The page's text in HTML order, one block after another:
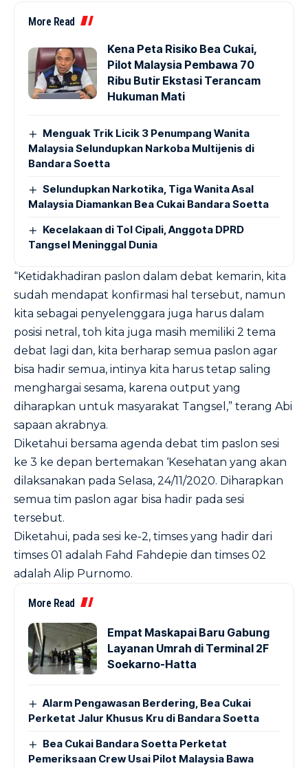
More Read
Kena Peta Risiko Bea Cukai,
Pilot Malaysia Pembawa 70
Ribu Butir Ekstasi Terancam
Hukuman Mati
Menguak Trik Licik 3 Penumpang Wanita
Malaysia Selundupkan Narkoba Multijenis di
Bandara Soetta
Selundupkan Narkotika, Tiga Wanita Asal
Malaysia Diamankan Bea Cukai Bandara Soetta
Kecelakaan di Tol Cipali, Anggota DPRD
Tangsel Meninggal Dunia
“Ketidakhadiran paslon dalam debat kemarin, kita
sudah mendapat konfirmasi hal tersebut, namun
kita sebagai penyelenggara juga harus dalam
posisi netral, toh kita juga masih memiliki 2 tema
debat lagi dan, kita berharap semua paslon agar
bisa hadir semua, intinya kita harus tetap saling
menghargai sesama, karena output yang
diharapkan untuk masyarakat Tangsel,” terang Abi
sapaan akrabnya.
Diketahui bersama agenda debat tim paslon sesi
ke 3 ke depan bertemakan ‘Kesehatan yang akan
dilaksanakan pada Selasa, 24/11/2020. Diharapkan
semua tim paslon agar bisa hadir pada sesi
tersebut.
Diketahui, pada sesi ke-2, timses yang hadir dari
timses 01 adalah Fahd Fahdepie dan timses 02
adalah Alip Purnomo.
More Read
Empat Maskapai Baru Gabung
Layanan Umrah di Terminal 2F
Soekarno-Hatta
Alarm Pengawasan Berdering, Bea Cukai
Perketat Jalur Khusus Kru di Bandara Soetta
Bea Cukai Bandara Soetta Perketat
Pemeriksaan Crew Usai Pilot Malaysia Bawa